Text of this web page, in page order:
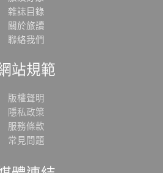
雜誌目錄
關於旅讀
聯絡我們
站規範
版權聲明
隱私政策
服務條款
常見問題